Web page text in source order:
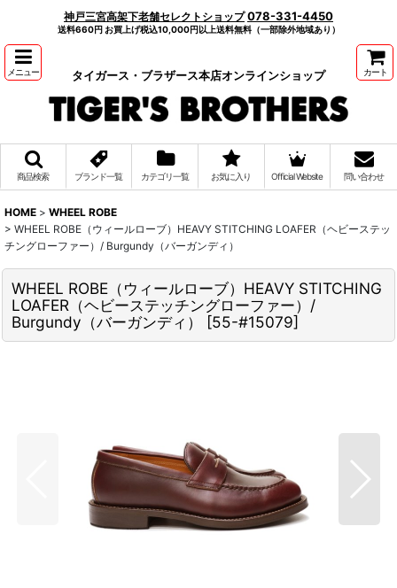
神戸三宮高架下老舗セレクトショップ 078-331-4450
送料660円 お買上げ税込10,000円以上送料無料（一部除外地域あり）
メニュー タイガース・ブラザース本店オンラインショップ カート
商品検索 ブランド一覧 カテゴリ一覧 お気に入り Official Website 問い合わせ
HOME > WHEEL ROBE
> WHEEL ROBE（ウィールローブ）HEAVY STITCHING LOAFER（ヘビーステッ
チングローファー）/ Burgundy（バーガンディ）
WHEEL ROBE（ウィールローブ）HEAVY STITCHING
LOAFER（ヘビーステッチングローファー）/
Burgundy（バーガンディ）
[55-#15079]